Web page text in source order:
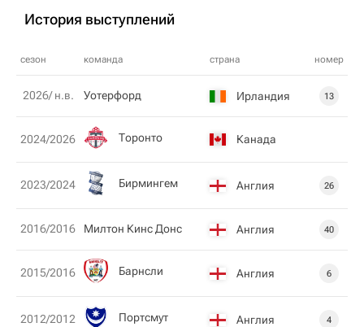
История выступлений
сезон команда страна номер
2026/ н.в. Уотерфорд Ирландия 13
2024/2026 Торонто Канада
2023/2024 Бирмингем Англия 26
2016/2016 Милтон Кинс Донс Англия 40
2015/2016 Барнсли Англия 6
2012/2012 Пoртсмут Англия 4